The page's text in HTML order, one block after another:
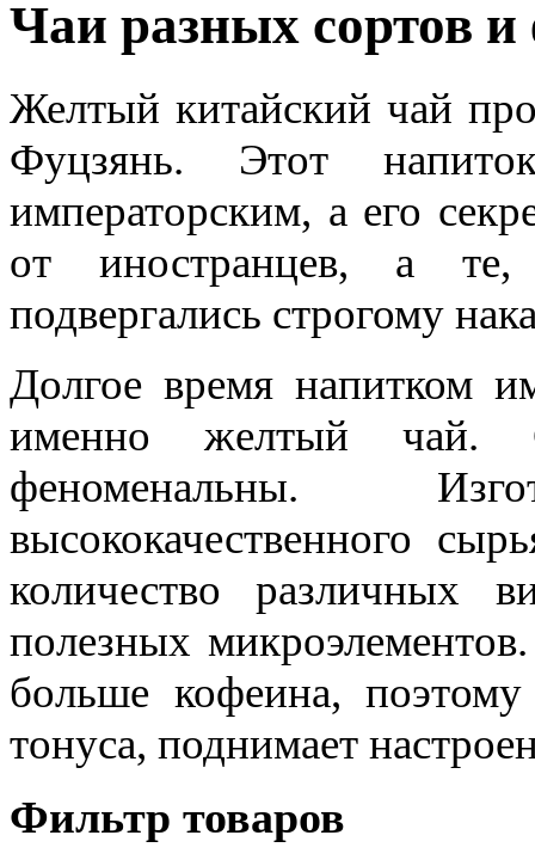
Чаи разных сортов и
Желтый китайский чай
Фуцзянь. Этот
императорским, а его
от иностранцев, а
подвергались строгому
Долгое время напитком
именно желтый чай.
феноменальны.
высококачественного
количество различных
полезных
больше кофеина,
тонуса, поднимает
Фильтр товаров